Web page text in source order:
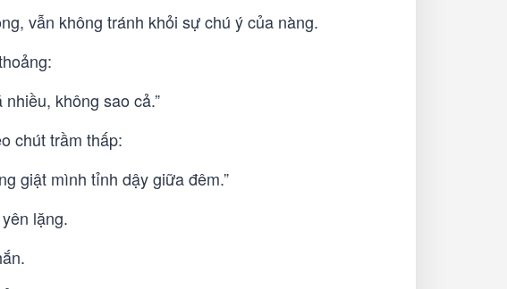
vẫn không tránh khỏi sự chú ý của nàng.
không sao cả.”
chút trầm thấp:
giật mình tỉnh dậy giữa đêm.”
lặng.